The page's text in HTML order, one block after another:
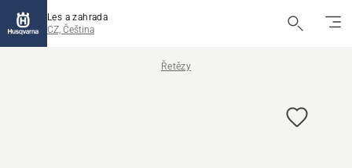
Les a zahrada
CZ, Čeština
Řetězy